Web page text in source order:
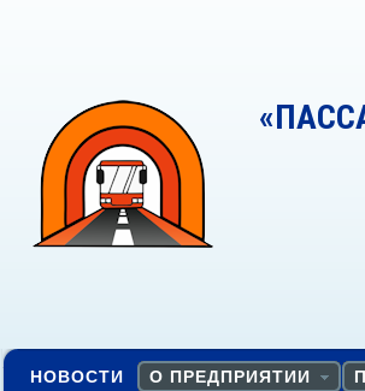
НОВОСТИ О ПРЕДПРИЯТИИ